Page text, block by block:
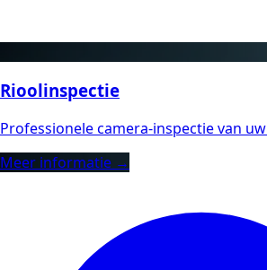
Rioolinspectie
Professionele camera-inspectie van
Meer informatie →